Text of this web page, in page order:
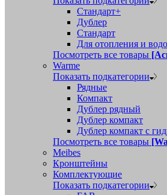
Стандарт+
Дублер
Стандарт
Для отопления и
Посмотреть все товары
Warme
Показать подкатегории
Рядные
Компакт
Дублер рядный
Дублер компакт
Дублер компакт с
Посмотреть все товары
Meibes
Кронштейны
Комплектующие
Показать подкатегории